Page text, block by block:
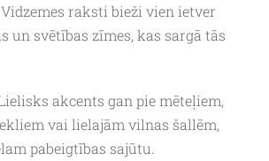
Vidzemes raksti bieži vien ietver
un svētības zīmes, kas sargā tās
akcents gan pie mēteļiem,
vai lielajām vilnas šallēm,
pabeigtības sajūtu.